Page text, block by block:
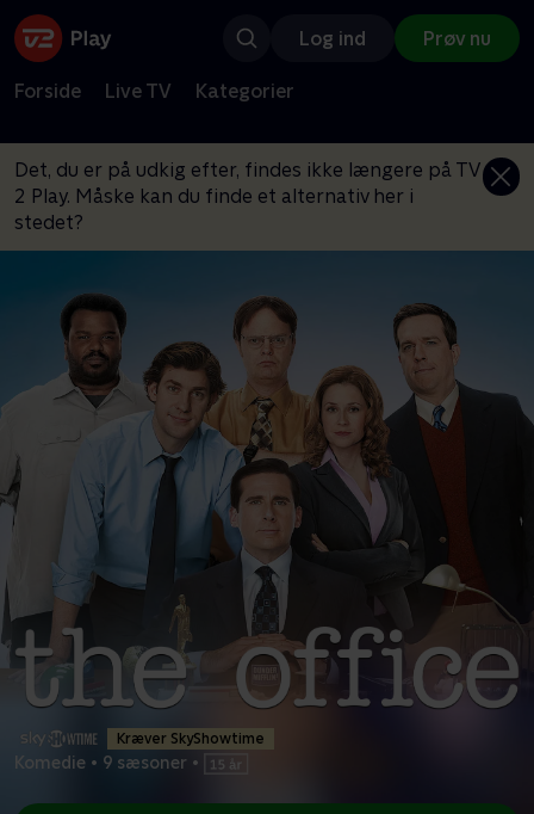
Log ind Prøv nu
Forside Live TV Kategorier
Det, du er på udkig efter, findes ikke længere på TV
2 Play. Måske kan du finde et alternativ her i
stedet?
Kræver SkyShowtime
Komedie • 9 sæsoner •